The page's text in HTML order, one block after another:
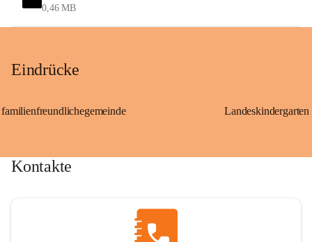
0,46 MB
Eindrücke
familienfreundlichegemeinde
Kontakte